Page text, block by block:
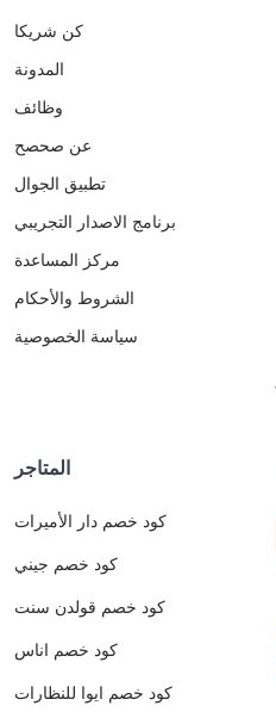
كن شريكا
المدونة
وظائف
عن صحصح
تطبيق الجوال
برنامج الاصدار التجريبي
مركز المساعدة
الشروط والأحكام
سياسة الخصوصية
المتاجر
كود خصم دار الأميرات
كود خصم جيني
كود خصم قولدن سنت
كود خصم اناس
كود خصم ايوا للنظارات